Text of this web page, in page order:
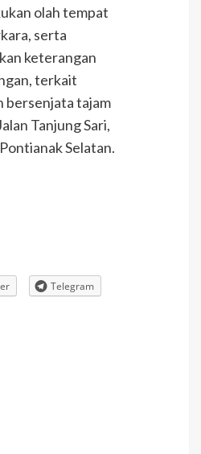
olah tempat
serta
keterangan
terkait
bersenjata tajam
Tanjung Sari,
Selatan.
Telegram